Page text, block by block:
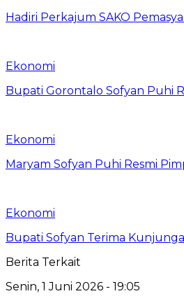
Hadiri Perkajum SAKO
Ekonomi
Bupati Gorontalo Sofyan Puhi
Ekonomi
Maryam Sofyan Puhi Resmi
Ekonomi
Bupati Sofyan Terima
Berita Terkait
Senin, 1 Juni 2026 - 19:05